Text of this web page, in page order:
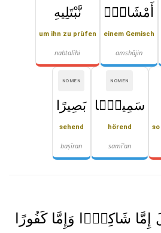
أَمْشَاجٍۢ
einem Gemisch
amshājin
نَّبْتَلِيهِ
um ihn zu prüfen
nabtalīhi
NOMEN
سَمِيعًۢا
hörend
samīʿan
NOMEN
بَصِيرًا
sehend
baṣīran
إِمَّا شَاكِرًۭا وَإِمَّا كَفُورًا